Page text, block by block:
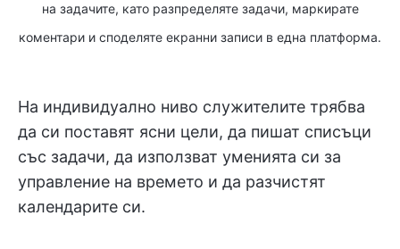
на задачите, като разпределяте задачи, маркирате
коментари и споделяте екранни записи в една платформа.
На индивидуално ниво служителите трябва
да си поставят ясни цели, да пишат списъци
със задачи, да използват уменията си за
управление на времето и да разчистят
календарите си.